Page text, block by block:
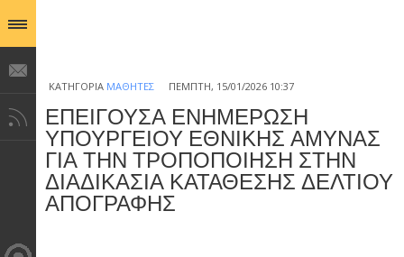
ΚΑΤΗΓΟΡΊΑ ΜΑΘΗΤΈΣ ΠΈΜΠΤΗ, 15/01/2026 10:37
ΕΠΕΙΓΟΥΣΑ ΕΝΗΜΕΡΩΣΗ
ΥΠΟΥΡΓΕΙΟΥ ΕΘΝΙΚΗΣ ΑΜΥΝΑΣ
ΓΙΑ ΤΗΝ ΤΡΟΠΟΠΟΙΗΣΗ ΣΤΗΝ
ΔΙΑΔΙΚΑΣΙΑ ΚΑΤΑΘΕΣΗΣ ΔΕΛΤΙΟΥ
ΑΠΟΓΡΑΦΗΣ